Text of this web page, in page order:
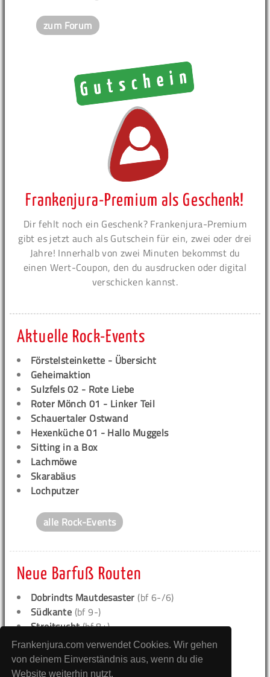
Frankenjura.com verwendet Cookies. Wir gehen
von deinem Einverständnis aus, wenn du die
Website weiterhin nutzt.
zum Forum
Frankenjura-Premium als Geschenk!
Dir fehlt noch ein Geschenk? Frankenjura-Premium
gibt es jetzt auch als Gutschein für ein, zwei oder drei
Jahre! Innerhalb von zwei Minuten bekommst du
einen Wert-Coupon, den du ausdrucken oder digital
verschicken kannst.
Aktuelle Rock-Events
Förstelsteinkette - Übersicht
Geheimaktion
Sulzfels 02 - Rote Liebe
Roter Mönch 01 - Linker Teil
Schauertaler Ostwand
Hexenküche 01 - Hallo Muggels
Sitting in a Box
Lachmöwe
Skarabäus
Lochputzer
alle Rock-Events
Neue Barfuß Routen
Dobrindts Mautdesaster (bf 6-/6)
Südkante (bf 9-)
Streitsucht(bf 8+)
Bad Girl (bf 8+)
Hungry Eyes(bf 8+)
Schweine im Weltall